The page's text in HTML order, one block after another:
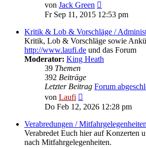
von Jack Green
Beitrag
Fr Sep 11, 2015 12:53 pm
Kritik & Lob & Vorschläge /
Kritik, Lob & Vorschläge sowie
http://www.laufi.de und das Forum
Moderator: King Heath
39 Themen
392 Beiträge
Letzter Beitrag Forum
von Laufi
Beitrag
Do Feb 12, 2026 12:28 pm
Verabredungen /
Verabredet Euch hier auf Konzerten
nach Mitfahrgelegenheiten.